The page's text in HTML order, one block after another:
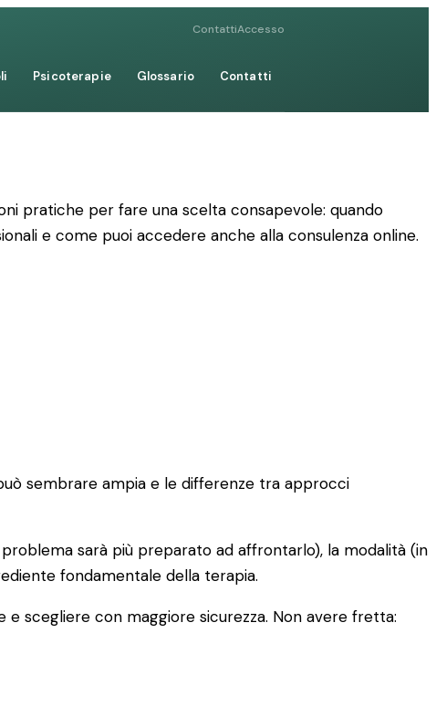
ContattiAccesso
Psicoterapie Glossario Contatti
pratiche per fare una scelta consapevole: quando
e come puoi accedere anche alla consulenza online.
sembrare ampia e le differenze tra approcci
sarà più preparato ad affrontarlo), la modalità (in
fondamentale della terapia.
scegliere con maggiore sicurezza. Non avere fretta: